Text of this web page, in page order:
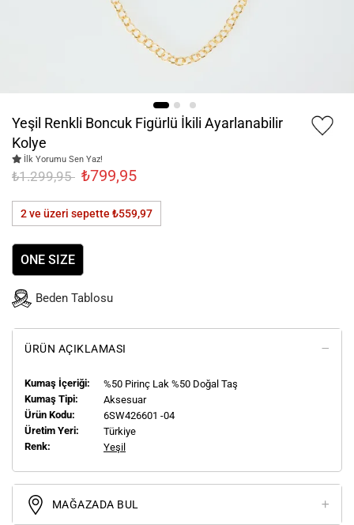
Yeşil Renkli Boncuk Figürlü İkili Ayarlanabilir
Kolye
İlk Yorumu Sen Yaz!
₺1.299,95 ₺799,95
2 ve üzeri sepette ₺559,97
ONE SIZE
Beden Tablosu
ÜRÜN AÇIKLAMASI
Kumaş İçeriği:
%50 Pirinç Lak %50 Doğal Taş
Kumaş Tipi:
Aksesuar
Ürün Kodu:
6SW426601 -04
Üretim Yeri:
Türkiye
Renk:
Yeşil
MAĞAZADA BUL